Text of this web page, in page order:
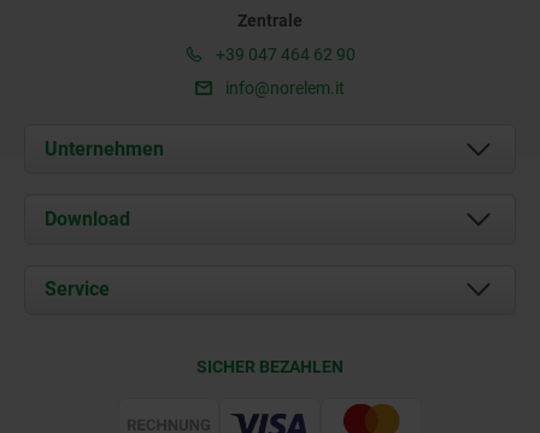
Zentrale
+39 047 464 62 90
info@norelem.it
Unternehmen
Über uns
Kontakt
Download
Dokumente
Service
SICHER BEZAHLEN